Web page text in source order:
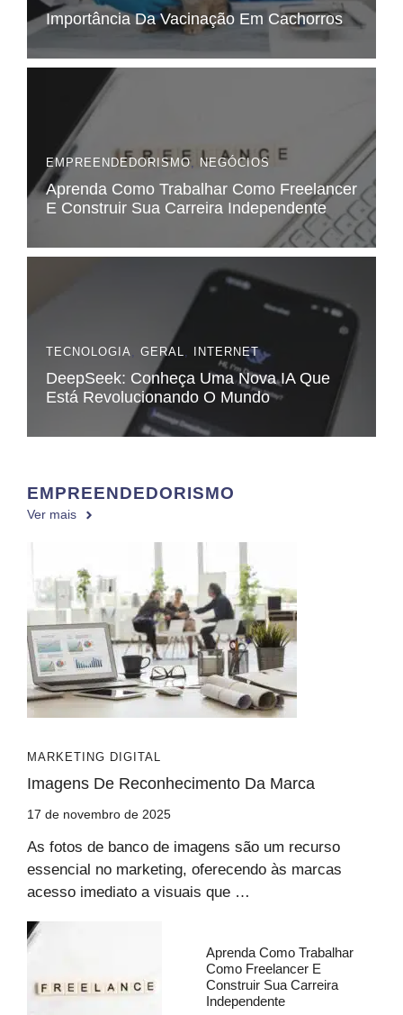
Importância Da Vacinação Em Cachorros
EMPREENDEDORISMO, NEGÓCIOS
Aprenda Como Trabalhar Como Freelancer
E Construir Sua Carreira Independente
TECNOLOGIA, GERAL, INTERNET
DeepSeek: Conheça Uma Nova IA Que
Está Revolucionando O Mundo
EMPREENDEDORISMO
Ver mais
MARKETING DIGITAL
Imagens De Reconhecimento Da Marca
17 de novembro de 2025
As fotos de banco de imagens são um recurso
essencial no marketing, oferecendo às marcas
acesso imediato a visuais que …
Aprenda Como Trabalhar
Como Freelancer E
Construir Sua Carreira
Independente